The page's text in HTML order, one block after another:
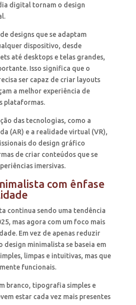
digital tornam o design
designs que se adaptam
dispositivo, desde
até desktops e telas grandes,
Isso significa que o
ser capaz de criar layouts
a melhor experiência de
plataformas.
das tecnologias, como a
(AR) e a realidade virtual (VR),
do design gráfico
de criar conteúdos que se
imersivas.
com ênfase
continua sendo uma tendência
mas agora com um foco mais
Em vez de apenas reduzir
design minimalista se baseia em
limpas e intuitivas, mas que
funcionais.
branco, tipografia simples e
estar cada vez mais presentes